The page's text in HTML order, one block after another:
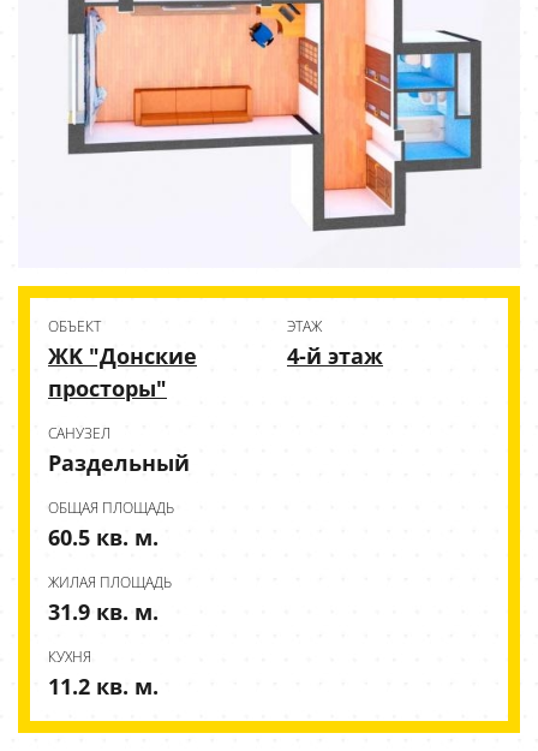
ОБЪЕКТ
ЖK "Донские
просторы"
ЭТАЖ
4-й этаж
CАНУЗЕЛ
Раздельный
ОБЩАЯ ПЛОЩАДЬ
60.5 кв. м.
ЖИЛАЯ ПЛОЩАДЬ
31.9 кв. м.
КУХНЯ
11.2 кв. м.